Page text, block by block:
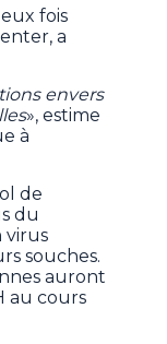
fois
a
envers
», estime
à
de
du
virus
souches.
auront
au cours